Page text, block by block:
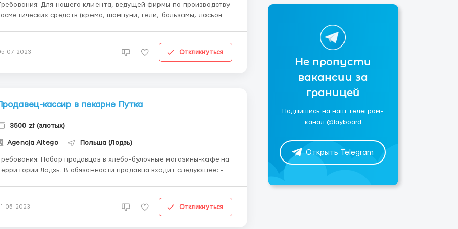
Для нашего клиента, ведущей фирмы по производству
средств (крема, шампуни, гели, бальзамы, лосьоны)
в процессе работы конвейерных машин. Нужны технич...
07-2023 Откликнуться
кассир в пекарне Путка
3500 zł (злотых)
Agencja Altego Польша (Лодзь)
Набор продавцов в хлебо-булочные магазины-кафе на
Лодзь. В обязанности продавца входит следующее: -
порядка в магазине -выкладка товара, рациональны...
05-2023 Откликнуться
Не пропусти
вакансии за
границей
Подпишись на наш телеграм-
канал @layboard
Открыть Telegram